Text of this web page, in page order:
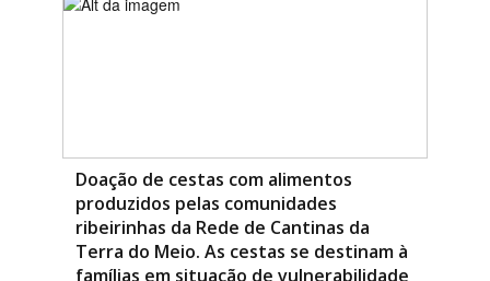
Doação de cestas com alimentos
produzidos pelas comunidades
ribeirinhas da Rede de Cantinas da
Terra do Meio. As cestas se destinam à
famílias em situação de vulnerabilidade